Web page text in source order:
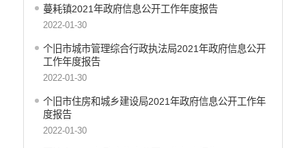
蔓耗镇2021年政府信息公开工作年度报告
2022-01-30
个旧市城市管理综合行政执法局2021年政府信息公开
工作年度报告
2022-01-30
个旧市住房和城乡建设局2021年政府信息公开工作年
度报告
2022-01-30